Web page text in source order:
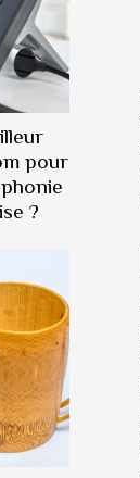
pour
?